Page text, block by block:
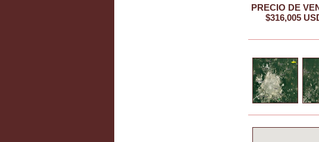
PRECIO DE
$316,005